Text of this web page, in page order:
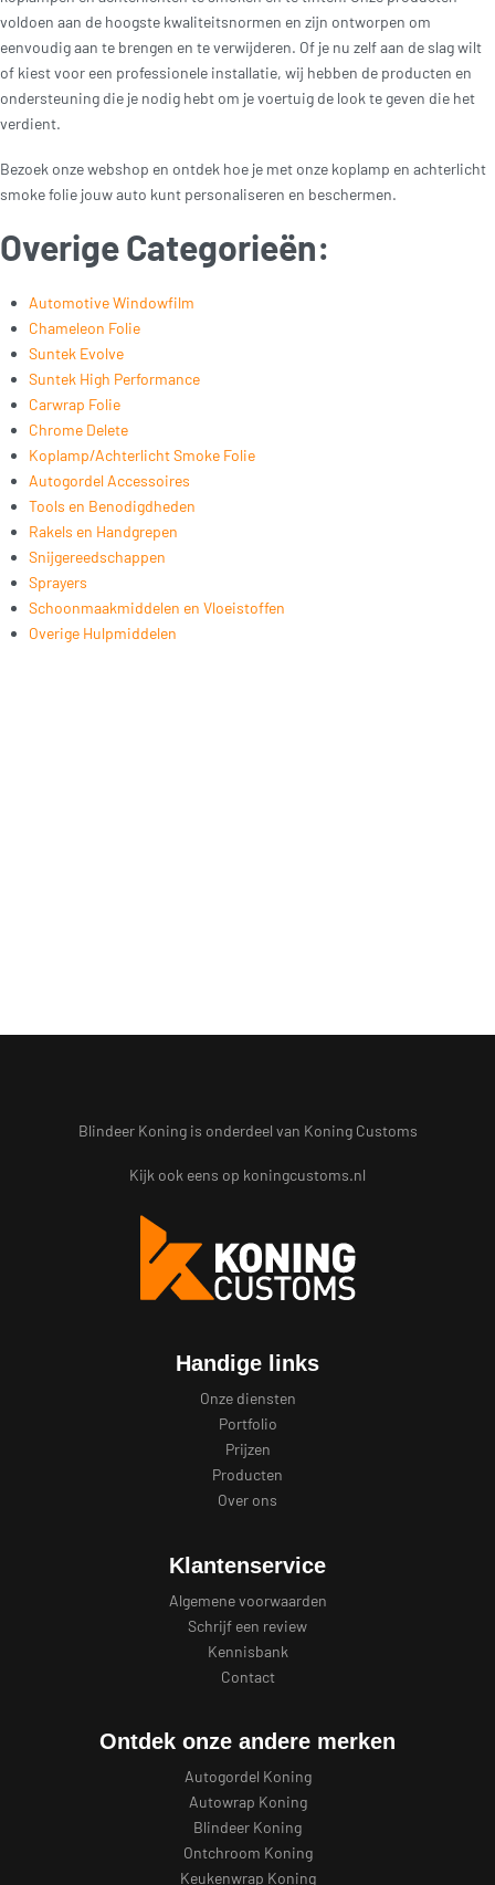
voldoen aan de hoogste kwaliteitsnormen en zijn ontworpen om
eenvoudig aan te brengen en te verwijderen. Of je nu zelf aan de slag wilt
of kiest voor een professionele installatie, wij hebben de producten en
ondersteuning die je nodig hebt om je voertuig de look te geven die het
verdient.
Bezoek onze webshop en ontdek hoe je met onze koplamp en achterlicht
smoke folie jouw auto kunt personaliseren en beschermen.
Overige Categorieën:
Automotive Windowfilm
Chameleon Folie
Suntek Evolve
Suntek High Performance
Carwrap Folie
Chrome Delete
Koplamp/Achterlicht Smoke Folie
Autogordel Accessoires
Tools en Benodigdheden
Rakels en Handgrepen
Snijgereedschappen
Sprayers
Schoonmaakmiddelen en Vloeistoffen
Overige Hulpmiddelen
Blindeer Koning is onderdeel van Koning Customs
Kijk ook eens op koningcustoms.nl
Handige links
Onze diensten
Portfolio
Prijzen
Producten
Over ons
Klantenservice
Algemene voorwaarden
Schrijf een review
Kennisbank
Contact
Ontdek onze andere merken
Autogordel Koning
Autowrap Koning
Blindeer Koning
Ontchroom Koning
Keukenwrap Koning